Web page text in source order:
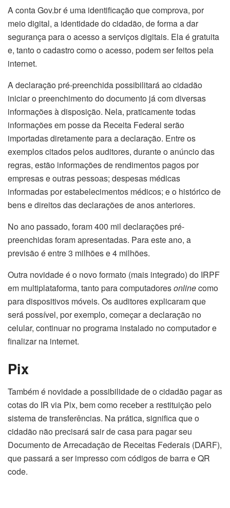
A conta Gov.br é uma identificação que comprova, por
meio digital, a identidade do cidadão, de forma a dar
segurança para o acesso a serviços digitais. Ela é gratuita
e, tanto o cadastro como o acesso, podem ser feitos pela
internet.
A declaração pré-preenchida possibilitará ao cidadão
iniciar o preenchimento do documento já com diversas
informações à disposição. Nela, praticamente todas
informações em posse da Receita Federal serão
importadas diretamente para a declaração. Entre os
exemplos citados pelos auditores, durante o anúncio das
regras, estão informações de rendimentos pagos por
empresas e outras pessoas; despesas médicas
informadas por estabelecimentos médicos; e o histórico de
bens e direitos das declarações de anos anteriores.
No ano passado, foram 400 mil declarações pré-
preenchidas foram apresentadas. Para este ano, a
previsão é entre 3 milhões e 4 milhões.
Outra novidade é o novo formato (mais integrado) do IRPF
em multiplataforma, tanto para computadoresonlinecomo
para dispositivos móveis. Os auditores explicaram que
será possível, por exemplo, começar a declaração no
celular, continuar no programa instalado no computador e
finalizar na internet.
Pix
Também é novidade a possibilidade de o cidadão pagar as
cotas do IR via Pix, bem como receber a restituição pelo
sistema de transferências. Na prática, significa que o
cidadão não precisará sair de casa para pagar seu
Documento de Arrecadação de Receitas Federais (DARF),
que passará a ser impresso com códigos de barra e QR
code.